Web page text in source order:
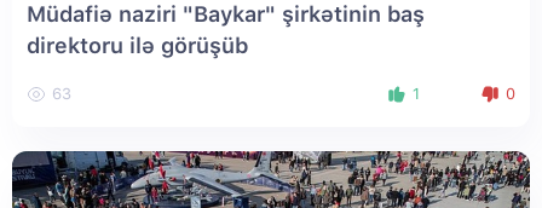
Müdafiə naziri "Baykar" şirkətinin baş
direktoru ilə görüşüb
63 1 0